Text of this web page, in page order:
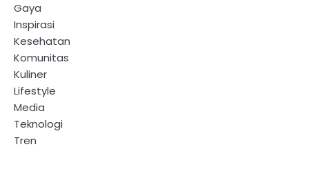
Gaya
Inspirasi
Kesehatan
Komunitas
Kuliner
Lifestyle
Media
Teknologi
Tren